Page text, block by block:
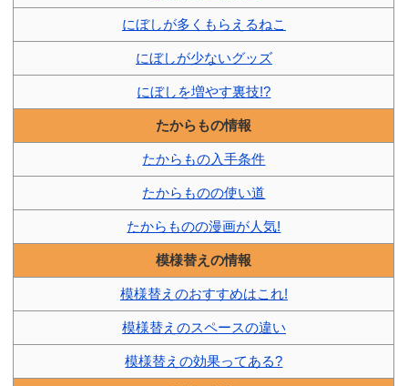
にぼしが多くもらえるねこ
にぼしが少ないグッズ
にぼしを増やす裏技!?
たからもの情報
たからもの入手条件
たからものの使い道
たからものの漫画が人気!
模様替えの情報
模様替えのおすすめはこれ!
模様替えのスペースの違い
模様替えの効果ってある?